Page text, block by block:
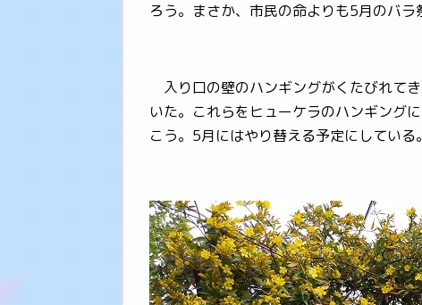
ろう。まさか、市民の命よりも5月のバ
入り口の壁のハンギングがくたびれて
いた。これらをヒューケラのハンギング
こう。5月にはやり替える予定にしている。